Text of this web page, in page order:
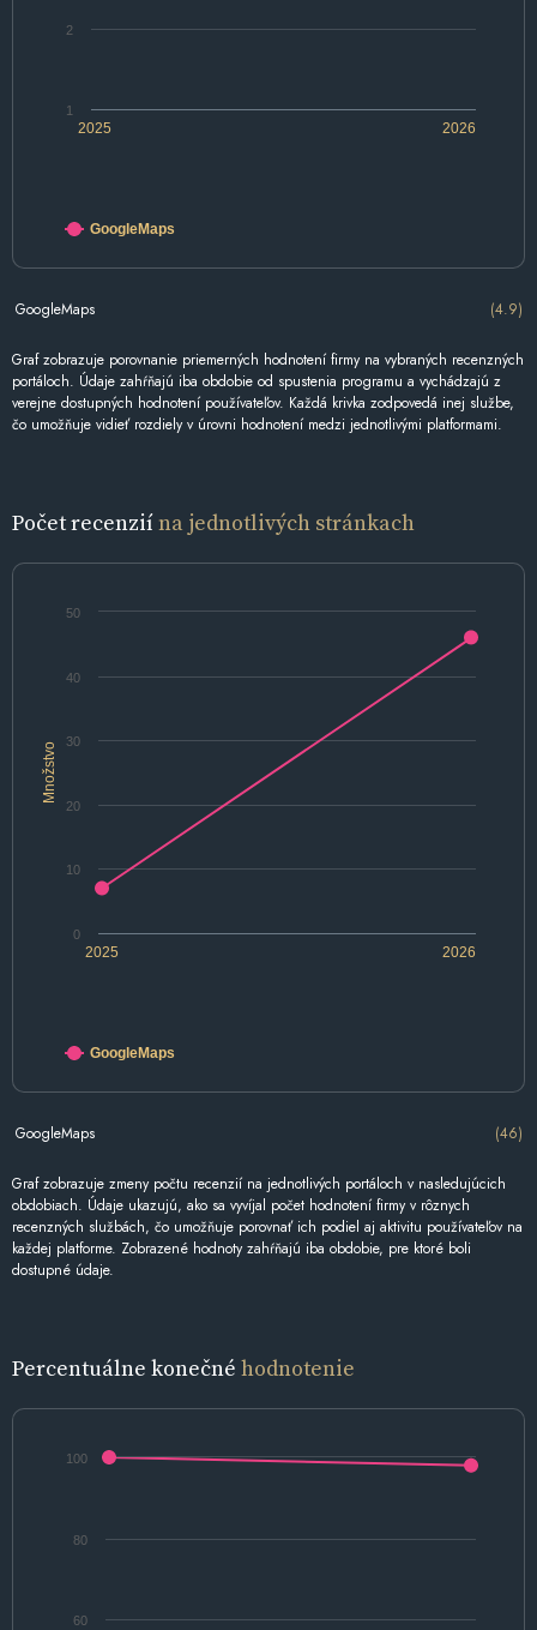
2025 2026
1
2
GoogleMaps
GoogleMaps (4.9)
Graf zobrazuje porovnanie priemerných hodnotení firmy na vybraných recenzných
portáloch. Údaje zahŕňajú iba obdobie od spustenia programu a vychádzajú z
verejne dostupných hodnotení používateľov. Každá krivka zodpovedá inej službe,
čo umožňuje vidieť rozdiely v úrovni hodnotení medzi jednotlivými platformami.
Počet recenziína jednotlivých stránkach
Množstvo
2025 2026
0
10
20
30
40
50
GoogleMaps
GoogleMaps (46)
Graf zobrazuje zmeny počtu recenzií na jednotlivých portáloch v nasledujúcich
obdobiach. Údaje ukazujú, ako sa vyvíjal počet hodnotení firmy v rôznych
recenzných službách, čo umožňuje porovnať ich podiel aj aktivitu používateľov na
každej platforme. Zobrazené hodnoty zahŕňajú iba obdobie, pre ktoré boli
dostupné údaje.
Percentuálne konečné hodnotenie
60
80
100